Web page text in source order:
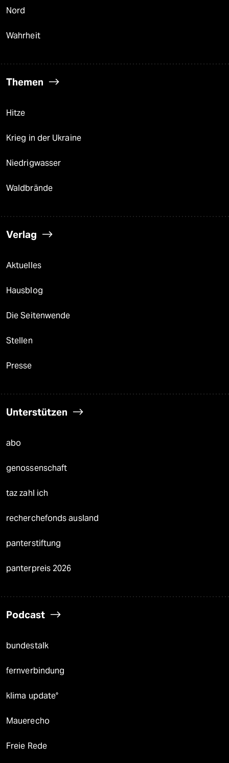
Nord
Wahrheit
Themen
Hitze
Krieg in der Ukraine
Niedrigwasser
Waldbrände
Verlag
Aktuelles
Hausblog
Die Seitenwende
Stellen
Presse
Unterstützen
abo
genossenschaft
taz zahl ich
recherchefonds ausland
panterstiftung
panterpreis 2026
Podcast
bundestalk
fernverbindung
klima update°
Mauerecho
Freie Rede